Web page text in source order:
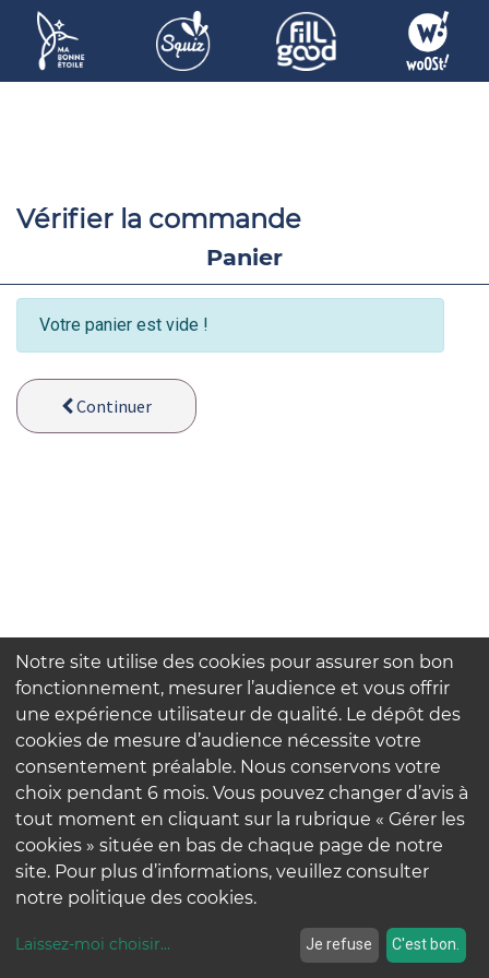
Vérifier la commande
Panier
Votre panier est vide !
Continuer
Notre site utilise des cookies pour assurer son bon
fonctionnement, mesurer l’audience et vous offrir
une expérience utilisateur de qualité. Le dépôt des
cookies de mesure d’audience nécessite votre
consentement préalable. Nous conservons votre
choix pendant 6 mois. Vous pouvez changer d’avis à
tout moment en cliquant sur la rubrique « Gérer les
cookies » située en bas de chaque page de notre
site. Pour plus d’informations, veuillez consulter
notre politique des cookies.
Laissez-moi choisir... Je refuse C'est bon.